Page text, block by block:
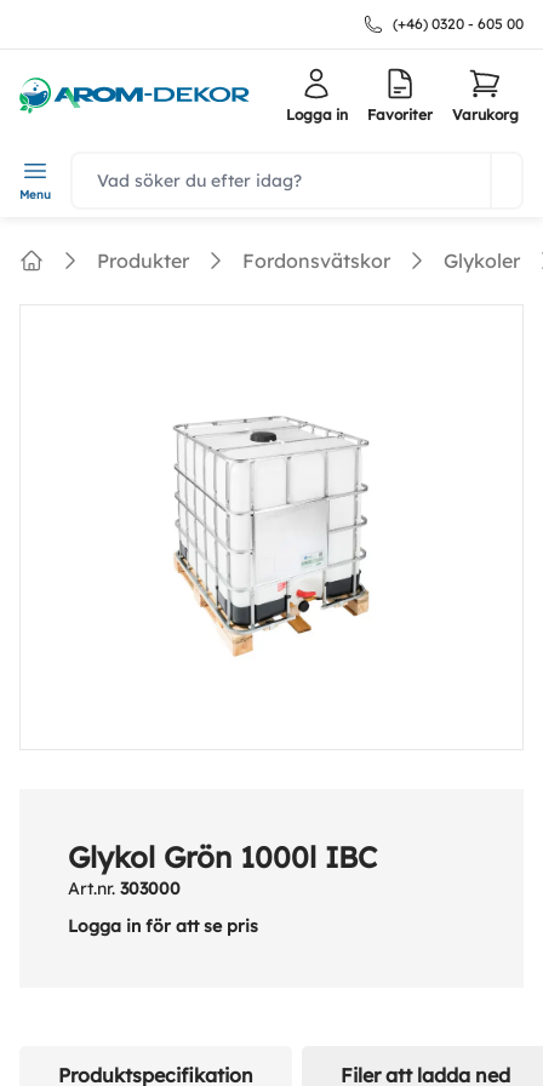
(+46) 0320 - 605 00
Menu
Logga in Favoriter Varukorg
Produkter Fordonsvätskor Glykoler
Glykol Grön 1000l IBC
Art.nr. 303000
Logga in för att se pris
Produktspecifikation Filer att ladda ned